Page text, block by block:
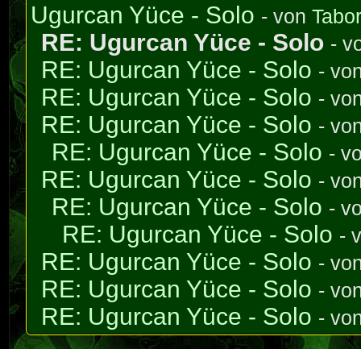
Ugurcan Yüce - Solo - von
RE: Ugurcan Yüce - Solo -
RE: Ugurcan Yüce - Solo -
RE: Ugurcan Yüce - Solo -
RE: Ugurcan Yüce - Solo -
RE: Ugurcan Yüce - Solo -
RE: Ugurcan Yüce - Solo -
RE: Ugurcan Yüce - Solo -
RE: Ugurcan Yüce - Solo -
RE: Ugurcan Yüce - Solo -
RE: Ugurcan Yüce - Solo -
RE: Ugurcan Yüce - Solo -